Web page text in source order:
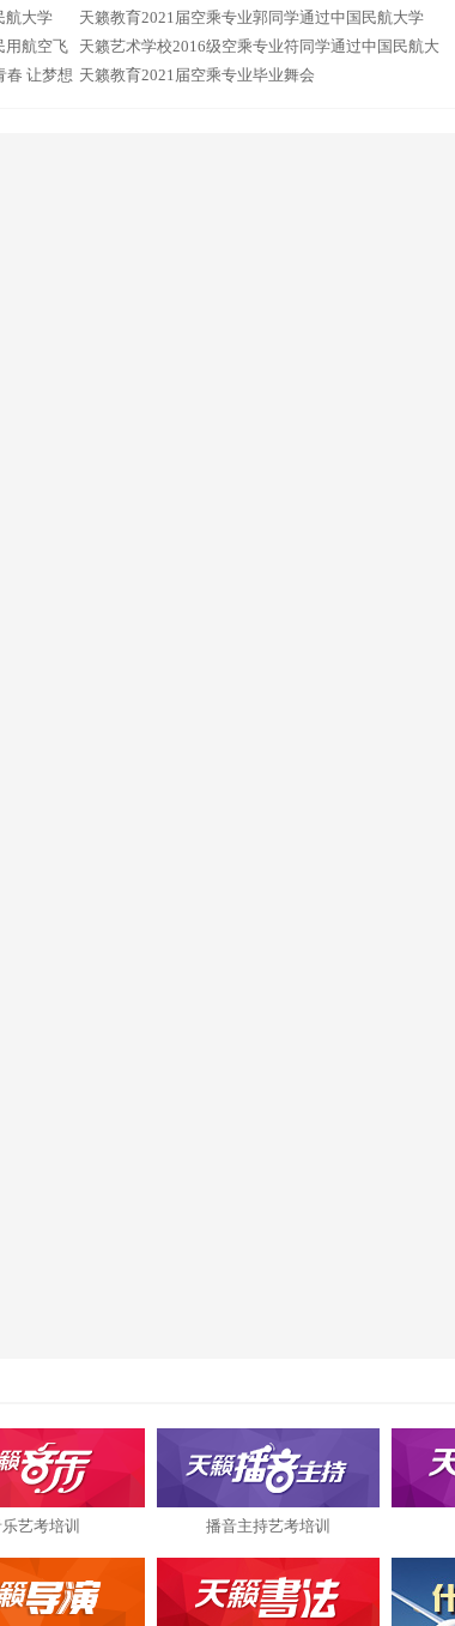
航大学
用航空飞
春 让梦想
院
天籁教育2021届空乘专业郭同学通过中国民航大学
天籁艺术学校2016级空乘专业符同学通过中国民航大
学
天籁教育2021届空乘专业毕业舞会
艺考培训 播音主持艺考培训